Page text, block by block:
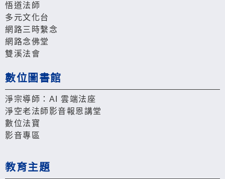
悟道法師
多元文化台
網路三時繫念
網路念佛堂
雙溪法會
數位圖書館
淨宗導師：AI 雲端法座
淨空老法師影音報恩講堂
數位法寶
影音專區
教育主題